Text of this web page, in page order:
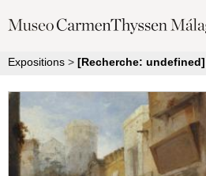
Expositions > [Recherche: undefined]